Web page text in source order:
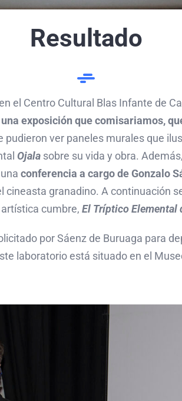
Resultado
el Centro Cultural Blas Infante de
una exposición que comisariamos,
ver paneles murales que
Ojala sobre su vida y obra.
conferencia a cargo de Gonzalo
cineasta granadino. A continuación
cumbre, El Tríptico Elemental
por Sáenz de Buruaga para
laboratorio está situado en el